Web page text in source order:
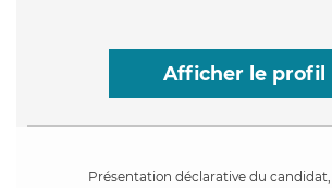
Afficher le profil
Présentation déclarative du